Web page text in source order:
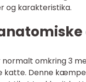
og karakteristika.
normalt omkring 3
katte. Denne